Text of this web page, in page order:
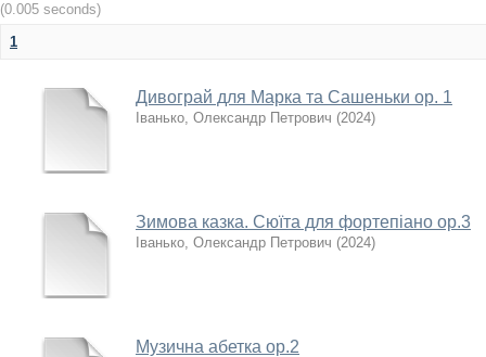
(0.005 seconds)
1
Дивограй для Марка та Сашеньки ор. 1
Іванько, Олександр Петрович (2024)
Зимова казка. Сюїта для фортепіано ор.3
Іванько, Олександр Петрович (2024)
Музична абетка ор.2